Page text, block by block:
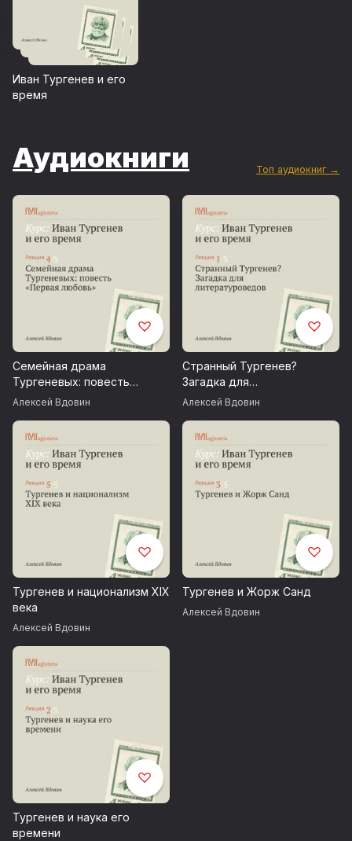
Иван Тургенев и его
время
Аудиокниги Топ аудиокниг →
Семейная драма
Тургеневых: повесть
«Первая любовь»
Алексей Вдовин
Странный Тургенев?
Загадка для
литературоведов
Алексей Вдовин
Тургенев и национализм XIX
века
Алексей Вдовин
Тургенев и Жорж Санд
Алексей Вдовин
Тургенев и наука его
времени